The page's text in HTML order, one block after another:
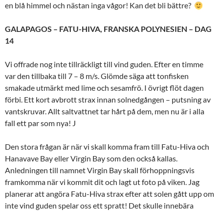
en blå himmel och nästan inga vågor! Kan det bli bättre?
GALAPAGOS – FATU-HIVA, FRANSKA POLYNESIEN – DAG
14
Vi offrade nog inte tillräckligt till vind guden. Efter en timme
var den tillbaka till 7 – 8 m/s. Glömde säga att tonfisken
smakade utmärkt med lime och sesamfrö. I övrigt flöt dagen
förbi. Ett kort avbrott strax innan solnedgången – putsning av
vantskruvar. Allt saltvattnet tar hårt på dem, men nu är i alla
fall ett par som nya! J
Den stora frågan är när vi skall komma fram till Fatu-Hiva och
Hanavave Bay eller Virgin Bay som den också kallas.
Anledningen till namnet Virgin Bay skall förhoppningsvis
framkomma när vi kommit dit och lagt ut foto på viken. Jag
planerar att angöra Fatu-Hiva strax efter att solen gått upp om
inte vind guden spelar oss ett spratt! Det skulle innebära